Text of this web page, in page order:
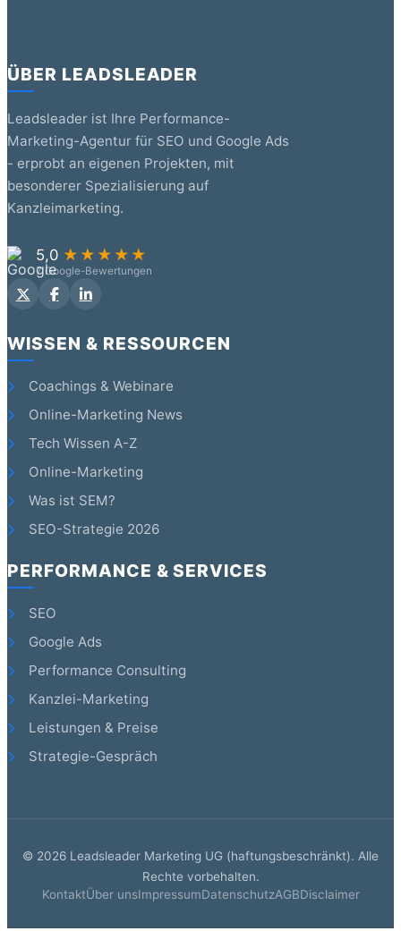
ÜBER LEADSLEADER
Leadsleader ist Ihre Performance-
Marketing-Agentur für SEO und Google Ads
- erprobt an eigenen Projekten, mit
besonderer Spezialisierung auf
Kanzleimarketing.
5,0 ★★★★★
7 Google-Bewertungen
WISSEN & RESSOURCEN
Coachings & Webinare
Online-Marketing News
Tech Wissen A-Z
Online-Marketing
Was ist SEM?
SEO-Strategie 2026
PERFORMANCE & SERVICES
SEO
Google Ads
Performance Consulting
Kanzlei-Marketing
Leistungen & Preise
Strategie-Gespräch
© 2026 Leadsleader Marketing UG (haftungsbeschränkt). Alle
Rechte vorbehalten.
KontaktÜber unsImpressumDatenschutzAGBDisclaimer